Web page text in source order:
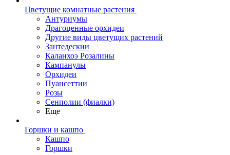
Цветущие комнатные растения
Антуриумы
Драгоценные орхидеи
Другие виды цветущих растений
Зантедескии
Каланхоэ Розалины
Кампанулы
Орхидеи
Пуансеттии
Розы
Сенполии (фиалки)
Еще
Горшки и кашпо
Кашпо
Горшки